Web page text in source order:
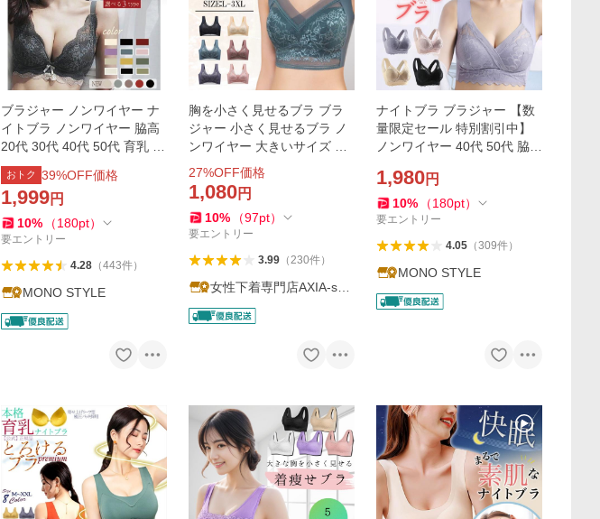
ブラジャー ノンワイヤー ナ
イトブラ ノンワイヤー 脇高
20代 30代 40代 50代 育乳 谷
間 盛れる 補正ブラ 脇肉
おトク 39%OFF価格
1,999円
10% （180pt）
要エントリー
4.28（443件）
MONO STYLE
胸を小さく見せるブラ ブラ
ジャー 小さく見せるブラ ノ
ンワイヤー 大きいサイズ 着
痩せ 50代 40代 30代 ノンワ
イヤーブラ
27%OFF価格
1,080円
10% （97pt）
要エントリー
3.99（230件）
女性下着専門店AXIA-sho
p
ナイトブラ ブラジャー 【数
量限定セール 特別割引中】
ノンワイヤー 40代 50代 脇高
脇肉補正 30代 20代 脇高 hol
d
1,980円
10% （180pt）
要エントリー
4.05（309件）
MONO STYLE